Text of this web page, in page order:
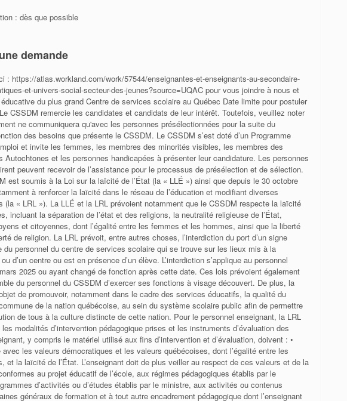
: dès que possible
demande
: https://atlas.workland.com/work/57544/enseignantes-et-enseignants-au-secondaire-
et-univers-social-secteur-des-jeunes?source=UQAC pour vous joindre à nous et
du plus grand Centre de services scolaire au Québec Date limite pour postuler
CSSDM remercie les candidates et candidats de leur intérêt. Toutefois, veuillez noter
ne communiquera qu'avec les personnes présélectionnées pour la suite du
des besoins que présente le CSSDM. Le CSSDM s’est doté d’un Programme
et invite les femmes, les membres des minorités visibles, les membres des
Autochtones et les personnes handicapées à présenter leur candidature. Les personnes
peuvent recevoir de l’assistance pour le processus de présélection et de sélection.
est soumis à la Loi sur la laïcité de l’État (la « LLÉ ») ainsi que depuis le 30 octobre
à renforcer la laïcité dans le réseau de l’éducation et modifiant diverses
(la « LRL »). La LLÉ et la LRL prévoient notamment que le CSSDM respecte la laïcité
incluant la séparation de l’état et des religions, la neutralité religieuse de l’État,
et citoyennes, dont l’égalité entre les femmes et les hommes, ainsi que la liberté
de religion. La LRL prévoit, entre autres choses, l’interdiction du port d’un signe
du personnel du centre de services scolaire qui se trouve sur les lieux mis à la
d’un centre ou est en présence d’un élève. L’interdiction s’applique au personnel
2025 ou ayant changé de fonction après cette date. Ces lois prévoient également
du personnel du CSSDM d’exercer ses fonctions à visage découvert. De plus, la
de promouvoir, notamment dans le cadre des services éducatifs, la qualité du
de la nation québécoise, au sein du système scolaire public afin de permettre
de tous à la culture distincte de cette nation. Pour le personnel enseignant, la LRL
modalités d’intervention pédagogique prises et les instruments d’évaluation des
y compris le matériel utilisé aux fins d’intervention et d’évaluation, doivent : •
avec les valeurs démocratiques et les valeurs québécoises, dont l’égalité entre les
et la laïcité de l’État. L’enseignant doit de plus veiller au respect de ces valeurs et de la
au projet éducatif de l’école, aux régimes pédagogiques établis par le
d’activités ou d’études établis par le ministre, aux activités ou contenus
généraux de formation et à tout autre encadrement pédagogique dont l’enseignant